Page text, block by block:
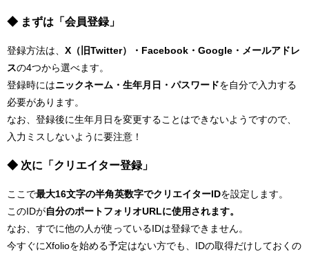
◆ まずは「会員登録」
登録方法は、 X（旧Twitter）・Facebook・Google・メールアドレ
スの4つから選べます。
登録時にはニックネーム・生年月日・パスワードを自分で入力する
必要があります。
なお、登録後に生年月日を変更することはできないようですので、
入力ミスしないように要注意！
◆ 次に「クリエイター登録」
ここで最大16文字の半角英数字でクリエイターIDを設定します。
このIDが自分のポートフォリオURLに使用されます。
なお、すでに他の人が使っているIDは登録できません。
今すぐにXfolioを始める予定はない方でも、IDの取得だけしておくの